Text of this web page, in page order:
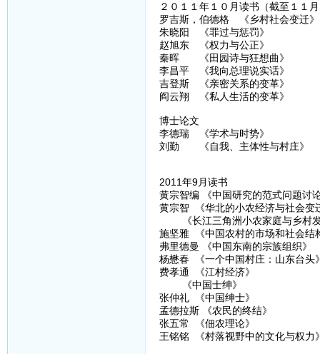
２０１１年１０月读书（截至１１
罗吉斯，伯德格 《乡村社会变迁》
朱晓阳 《罪过与惩罚》
赵旭东 《权力与公正》
秦晖 《田园诗与狂想曲》
李昌平 《我向总理说实话》
吉登斯 《亲密关系的变革》
阎云翔 《私人生活的变革》
博士论文
李德瑞 《学术与时势》
刘勤 《自我、主体性与村庄》
2011年9月读书
黄宗智编 《中国研究的范式问题讨
黄宗智 《华北的小农经济与社会变
《长江三角洲小农家庭与乡村
施坚雅 《中国农村的市场和社会结
弗里德曼 《中国东南的宗族组织》
杨懋春 《一个中国村庄：山东台头
费孝通 《江村经济》
《中国士绅》
张仲礼 《中国绅士》
孟德拉斯 《农民的终结》
张五常 《佃农理论》
王铭铭 《村落视野中的文化与权力